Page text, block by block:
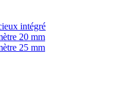
intégré
20 mm
25 mm